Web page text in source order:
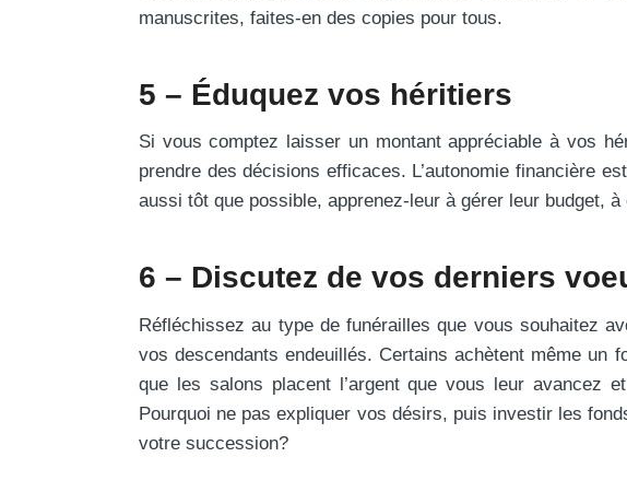
manuscrites, faites-en des copies pour tous.
5 – Éduquez vos héritiers
Si vous comptez laisser un montant appréciable à vos
prendre des décisions efficaces. L’autonomie financière
aussi tôt que possible, apprenez-leur à gérer leur budget,
6 – Discutez de vos derniers
Réfléchissez au type de funérailles que vous souhaitez
vos descendants endeuillés. Certains achètent même un
que les salons placent l’argent que vous leur avancez
Pourquoi ne pas expliquer vos désirs, puis investir les
votre succession?